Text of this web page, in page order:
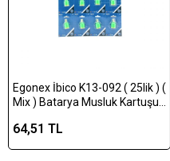
Egonex İbico K13-092 ( 25lik ) (
Mix ) Batarya Musluk Kartuşu (
64,51 TL